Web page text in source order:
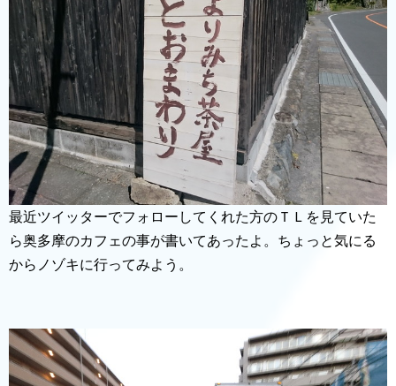
最近ツイッターでフォローしてくれた方のＴＬを見ていた
ら奥多摩のカフェの事が書いてあったよ。ちょっと気にる
からノゾキに行ってみよう。